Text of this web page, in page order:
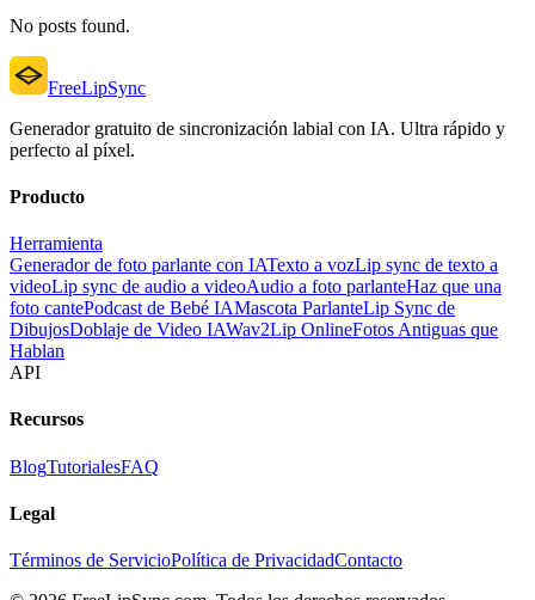
No posts found.
FreeLipSync
Generador gratuito de sincronización labial con IA. Ultra rápido y
perfecto al píxel.
Producto
Herramienta
Generador de foto parlante con IATexto a vozLip sync de texto a
videoLip sync de audio a videoAudio a foto parlanteHaz que una
foto cantePodcast de Bebé IAMascota ParlanteLip Sync de
DibujosDoblaje de Video IAWav2Lip OnlineFotos Antiguas que
Hablan
API
Recursos
BlogTutorialesFAQ
Legal
Términos de ServicioPolítica de PrivacidadContacto